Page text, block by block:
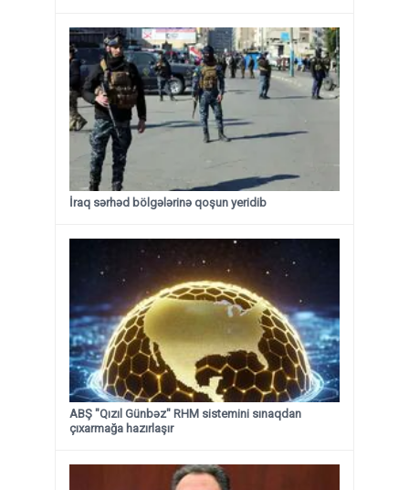
İraq sərhəd bölgələrinə qoşun yeridib
ABŞ "Qızıl Günbəz" RHM sistemini sınaqdan
çıxarmağa hazırlaşır